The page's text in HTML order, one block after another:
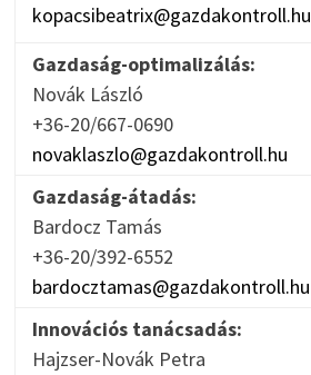
kopacsibeatrix@gazdakontroll.hu
Gazdaság-optimalizálás:
Novák László
+36-20/667-0690
novaklaszlo@gazdakontroll.hu
Gazdaság-átadás:
Bardocz Tamás
+36-20/392-6552
bardocztamas@gazdakontroll.hu
Innovációs tanácsadás:
Hajzser-Novák Petra